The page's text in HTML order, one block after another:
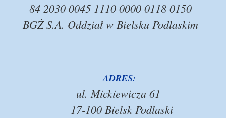
84 2030 0045 1110 0000 0118 0150
BGŻ S.A. Oddział w Bielsku Podlaskim
ADRES:
ul. Mickiewicza 61
17-100 Bielsk Podlaski